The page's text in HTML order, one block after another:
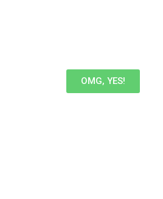
OMG, YES!